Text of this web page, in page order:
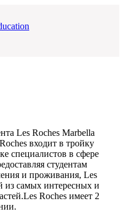
Les Roches Marbella
входит в тройку
специалистов в сфере
студентам
и проживания, Les
из самых интересных и
Roches имеет 2